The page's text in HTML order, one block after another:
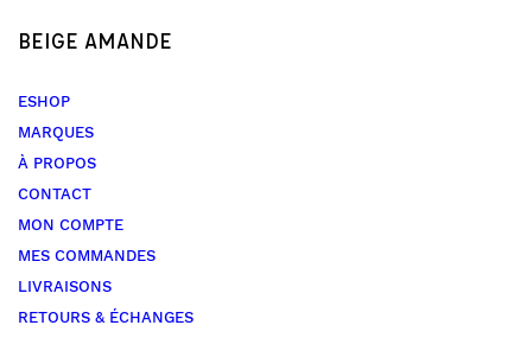
BEIGE AMANDE
ESHOP
MARQUES
À PROPOS
CONTACT
MON COMPTE
MES COMMANDES
LIVRAISONS
RETOURS & ÉCHANGES